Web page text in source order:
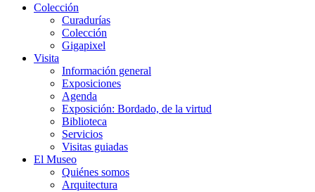
Colección
Curadurías
Colección
Gigapixel
Visita
Información general
Exposiciones
Agenda
Exposición: Bordado, de la virtud
Biblioteca
Servicios
Visitas guiadas
El Museo
Quiénes somos
Arquitectura